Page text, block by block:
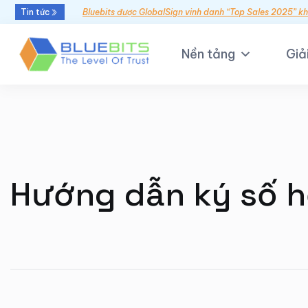
Tin tức Bluebits được GlobalSign vinh danh “Top Sales 2025”
Nền tảng
Hướng dẫn ký số